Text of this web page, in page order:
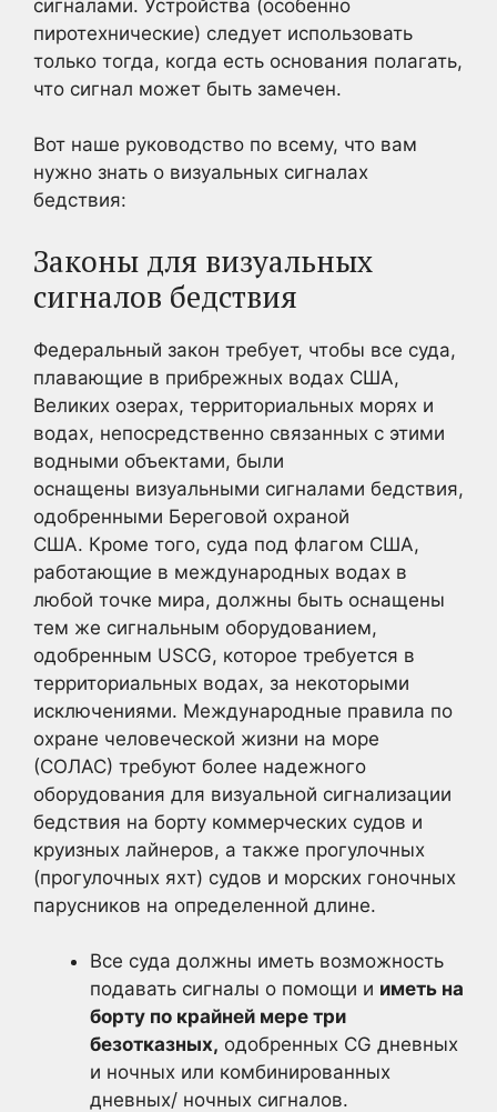
сигналами. Устройства (особенно
пиротехнические) следует использовать
только тогда, когда есть основания полагать,
что сигнал может быть замечен.
Вот наше руководство по всему, что вам
нужно знать о визуальных сигналах
бедствия:
Законы для визуальных
сигналов бедствия
Федеральный закон требует, чтобы все суда,
плавающие в прибрежных водах США,
Великих озерах, территориальных морях и
водах, непосредственно связанных с этими
водными объектами, были
оснащены визуальными сигналами бедствия,
одобренными Береговой охраной
США. Кроме того, суда под флагом США,
работающие в международных водах в
любой точке мира, должны быть оснащены
тем же сигнальным оборудованием,
одобренным USCG, которое требуется в
территориальных водах, за некоторыми
исключениями. Международные правила по
охране человеческой жизни на море
(СОЛАС) требуют более надежного
оборудования для визуальной сигнализации
бедствия на борту коммерческих судов и
круизных лайнеров, а также прогулочных
(прогулочных яхт) судов и морских гоночных
парусников на определенной длине.
Все суда должны иметь возможность
подавать сигналы о помощи и иметь на
борту по крайней мере три
безотказных, одобренных CG дневных
и ночных или комбинированных
дневных/ ночных сигналов.